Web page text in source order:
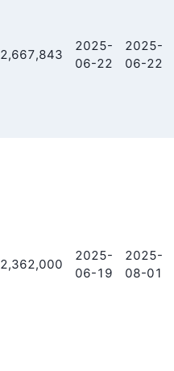
2,667,843
2025-
06-22
2025-
06-22
2,362,000
2025-
06-19
2025-
08-01